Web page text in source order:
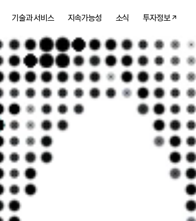
기술과 서비스 지속가능성 소식 투자정보
AI를 만나
시 한번